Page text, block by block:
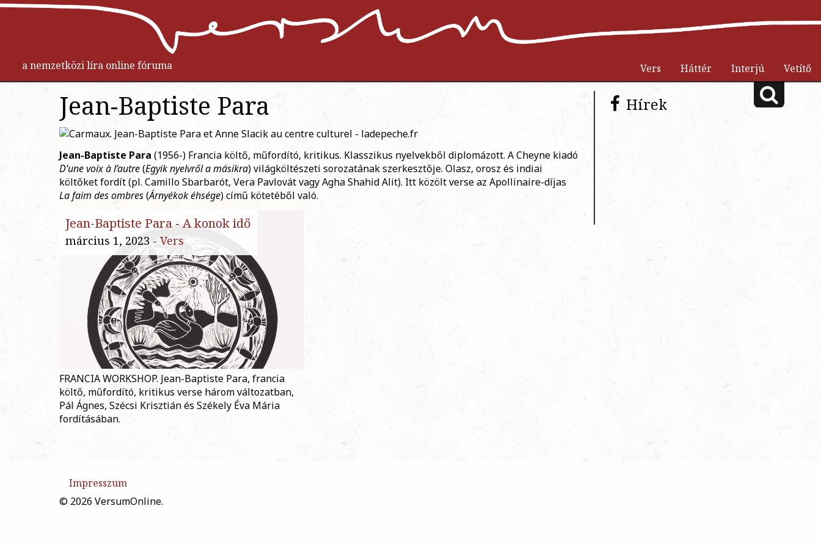
a nemzetközi líra online fóruma Vers Háttér Interjú Vetítő
Jean-Baptiste Para
Jean-Baptiste Para (1956-) Francia költő, műfordító, kritikus. Klasszikus nyelvekből diplomázott. A Cheyne kiadó
D’une voix à l’autre(Egyik nyelvről a másikra) világköltészeti sorozatának szerkesztője. Olasz, orosz és indiai
költőket fordít (pl. Camillo Sbarbarót, Vera Pavlovát vagy Agha Shahid Alit). Itt közölt verse az Apollinaire-díjas
La faim des ombres(Árnyékok éhsége) című kötetéből való.
Jean-Baptiste Para - A konok idő
március 1, 2023 - Vers
FRANCIA WORKSHOP. Jean-Baptiste Para, francia
költő, műfordító, kritikus verse három változatban,
Pál Ágnes, Szécsi Krisztián és Székely Éva Mária
fordításában.
Hírek
Impresszum
© 2026 VersumOnline.